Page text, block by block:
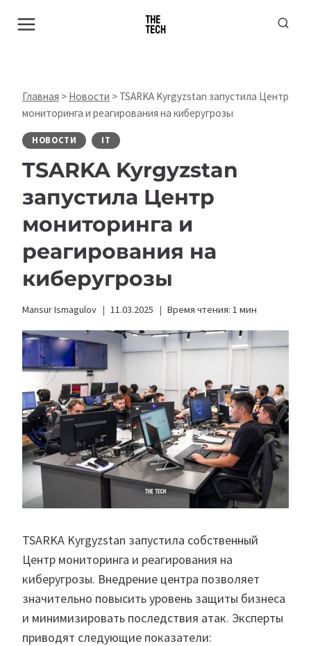
Главная > Новости > TSARKA Kyrgyzstan запустила Центр
мониторинга и реагирования на киберугрозы
НОВОСТИ IT
TSARKA Kyrgyzstan
запустила Центр
мониторинга и
реагирования на
киберугрозы
Mansur Ismagulov 11.03.2025 Время чтения: 1 мин
TSARKA Kyrgyzstan запустила собственный
Центр мониторинга и реагирования на
киберугрозы. Внедрение центра позволяет
значительно повысить уровень защиты бизнеса
и минимизировать последствия атак. Эксперты
приводят следующие показатели: